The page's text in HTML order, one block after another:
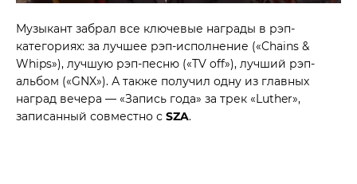
Музыкант забрал все ключевые награды в рэп-
категориях: за лучшее рэп-исполнение («Chains &
Whips»), лучшую рэп-песню («TV off»), лучший рэп-
альбом («GNX»). А также получил одну из главных
наград вечера — «Запись года» за трек «Luther»,
записанный совместно с SZA.